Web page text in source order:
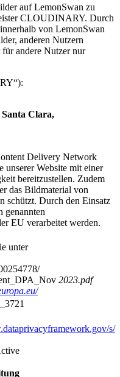
auf LemonSwan zu
CLOUDINARY. Durch
von LemonSwan
anderen Nutzern
andere Nutzer nur
Santa Clara,
Delivery Network
Website mit einer
bereitzustellen. Zudem
das Bildmaterial von
schützt. Durch den Einsatz
EU verarbeitet werden.
unter
2023.pdf
s/